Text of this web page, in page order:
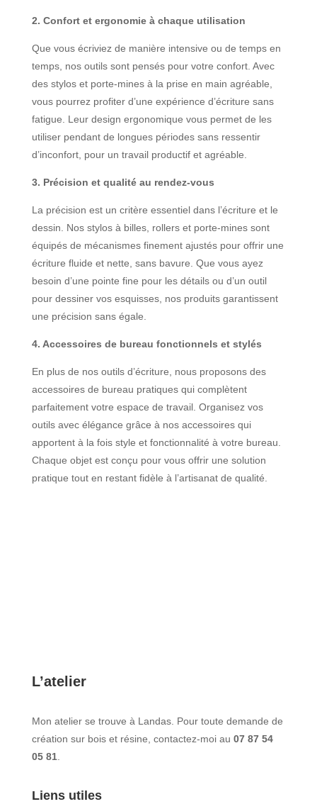
2. Confort et ergonomie à chaque utilisation
Que vous écriviez de manière intensive ou de temps en
temps, nos outils sont pensés pour votre confort. Avec
des stylos et porte-mines à la prise en main agréable,
vous pourrez profiter d’une expérience d’écriture sans
fatigue. Leur design ergonomique vous permet de les
utiliser pendant de longues périodes sans ressentir
d’inconfort, pour un travail productif et agréable.
3. Précision et qualité au rendez-vous
La précision est un critère essentiel dans l’écriture et le
dessin. Nos stylos à billes, rollers et porte-mines sont
équipés de mécanismes finement ajustés pour offrir une
écriture fluide et nette, sans bavure. Que vous ayez
besoin d’une pointe fine pour les détails ou d’un outil
pour dessiner vos esquisses, nos produits garantissent
une précision sans égale.
4. Accessoires de bureau fonctionnels et stylés
En plus de nos outils d’écriture, nous proposons des
accessoires de bureau pratiques qui complètent
parfaitement votre espace de travail. Organisez vos
outils avec élégance grâce à nos accessoires qui
apportent à la fois style et fonctionnalité à votre bureau.
Chaque objet est conçu pour vous offrir une solution
pratique tout en restant fidèle à l’artisanat de qualité.
L’atelier
Mon atelier se trouve à Landas. Pour toute demande de
création sur bois et résine, contactez-moi au 07 87 54
05 81.
Liens utiles